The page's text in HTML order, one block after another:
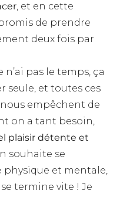
, et en cette
de prendre
deux fois par
pas le temps, ça
seule, et toutes ces
nous empêchent de
on a tant besoin,
plaisir détente et
souhaite se
et mentale,
termine vite ! Je